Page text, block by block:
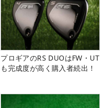
プロギアのRS DUOはFW・UT
も完成度が高く購入者続出！